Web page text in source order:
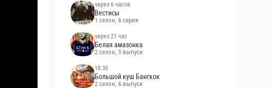
через 6 часов
Вестисы
1 сезон, 6 серия
через 21 час
Белая амазонка
2 сезон, 5 выпуск
18:30
Большой куш Бангкок
2 сезон, 6 выпуск